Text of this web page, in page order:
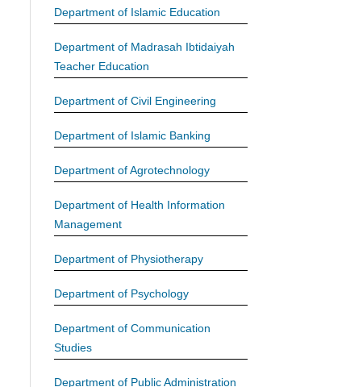
Department of Islamic Education
Department of Madrasah Ibtidaiyah
Teacher Education
Department of Civil Engineering
Department of Islamic Banking
Department of Agrotechnology
Department of Health Information
Management
Department of Physiotherapy
Department of Psychology
Department of Communication
Studies
Department of Public Administration